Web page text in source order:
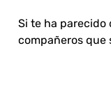
Si te ha parecido
compañeros que